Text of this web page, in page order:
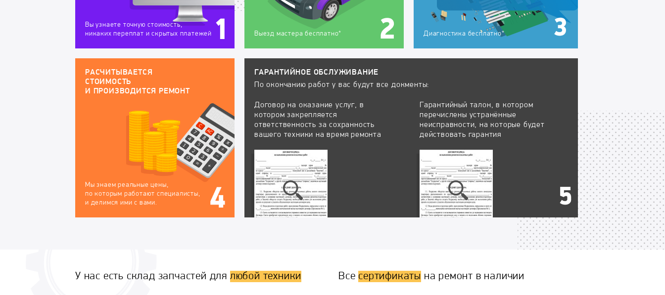
Вы узнаете точную стоимость,
никаких переплат и скрытых платежей
Выезд мастера бесплатно* Диагностика бесплатно*
РАСЧИТЫВАЕТСЯ
СТОИМОСТЬ
И ПРОИЗВОДИТСЯ РЕМОНТ
Мы знаем реальные цены,
по которым работают специалисты,
и делимся ими с вами.
ГАРАНТИЙНОЕ ОБСЛУЖИВАНИЕ
По окончанию работ у вас будут все докменты:
Договор на оказание услуг, в
котором закрепляется
ответственность за сохранность
вашего техники на время ремонта
Гарантийный талон, в котором
перечислены устранённые
неисправности, на которые будет
действовать гарантия
У нас есть склад запчастей для любой техники Все сертификаты на ремонт в наличии